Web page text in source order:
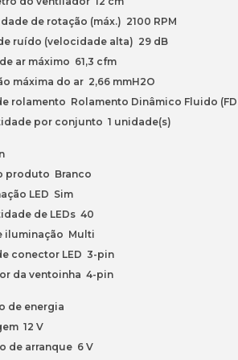
de rotação (máx.) 2100 RPM
ruído (velocidade alta) 29 dB
ar máximo 61,3 cfm
máxima do ar 2,66 mmH2O
rolamento Rolamento Dinâmico Fluido
por conjunto 1 unidade(s)
produto Branco
LED Sim
de LEDs 40
iluminação Multi
conector LED 3-pin
da ventoinha 4-pin
de energia
12 V
de arranque 6 V